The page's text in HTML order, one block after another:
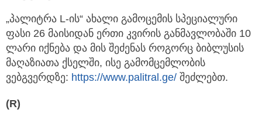
„პალიტრა L-ის“ ახალი გამოცემის სპეციალური
ფასი 26 მაისიდან ერთი კვირის განმავლობაში 10
ლარი იქნება და მის შეძენას როგორც ბიბლუსის
მაღაზიათა ქსელში, ისე გამომცემლობის
ვებგვერდზე: https://www.palitral.ge/ შეძლებთ.
(R)